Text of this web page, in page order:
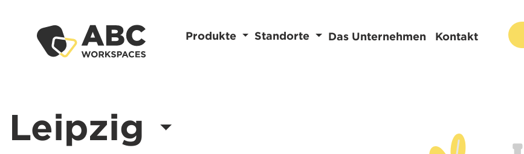
Produkte Standorte Das Unternehmen Kontakt
Leipzig